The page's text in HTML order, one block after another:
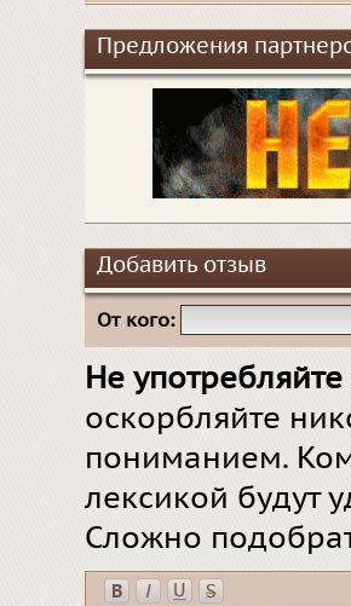
Предложения
Добавить отзыв
От кого:
Не употребляйте
оскорбляйте
пониманием.
лексикой будут
Сложно